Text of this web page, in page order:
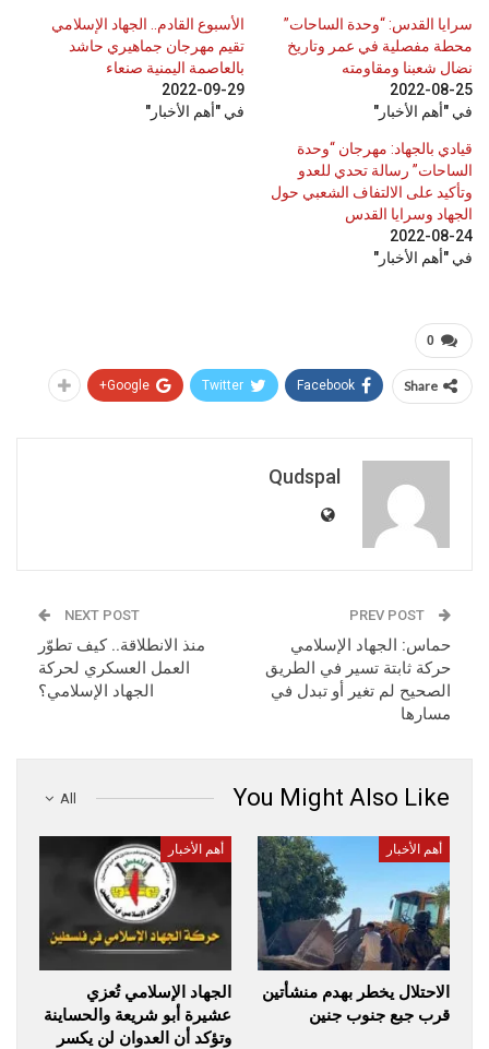
سرايا القدس: “وحدة الساحات”
محطة مفصلية في عمر وتاريخ
نضال شعبنا ومقاومته
2022-08-25
في "أهم الأخبار"
الأسبوع القادم.. الجهاد الإسلامي
تقيم مهرجان جماهيري حاشد
بالعاصمة اليمنية صنعاء
2022-09-29
في "أهم الأخبار"
قيادي بالجهاد: مهرجان “وحدة
الساحات” رسالة تحدي للعدو
وتأكيد على الالتفاف الشعبي حول
الجهاد وسرايا القدس
2022-08-24
في "أهم الأخبار"
0
Share
Facebook
Twitter
Google+
Qudspal
حماس: الجهاد الإسلامي
حركة ثابتة تسير في الطريق
الصحيح لم تغير أو تبدل في
مسارها
NEXT POST
منذ الانطلاقة.. كيف تطوّر
العمل العسكري لحركة
الجهاد الإسلامي؟
All You Might Also Like
أهم الأخبار
الاحتلال يخطر بهدم منشأتين
قرب جبع جنوب جنين
أهم الأخبار
الجهاد الإسلامي تُعزي
عشيرة أبو شريعة والحساينة
وتؤكد أن العدوان لن يكسر